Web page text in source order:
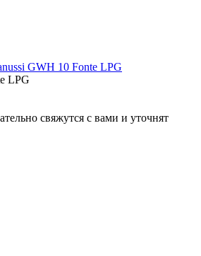
GWH 10 Fonte LPG
LPG
свяжутся с вами и уточнят